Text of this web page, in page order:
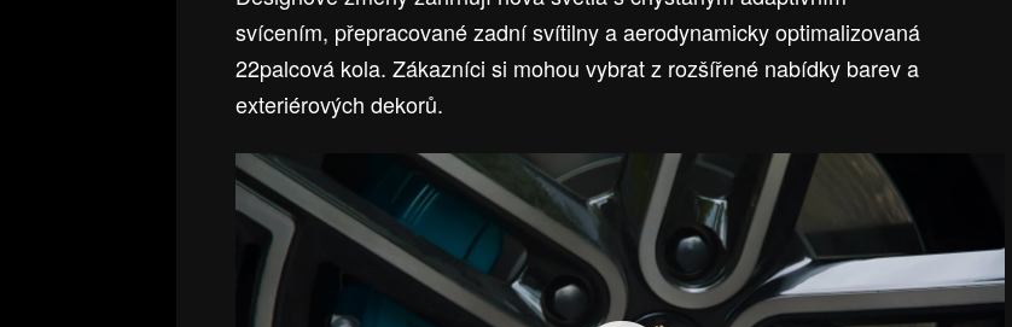
svícením, přepracované zadní svítilny a aerodynamicky optimalizovaná
22palcová kola. Zákazníci si mohou vybrat z rozšířené nabídky barev a
exteriérových dekorů.